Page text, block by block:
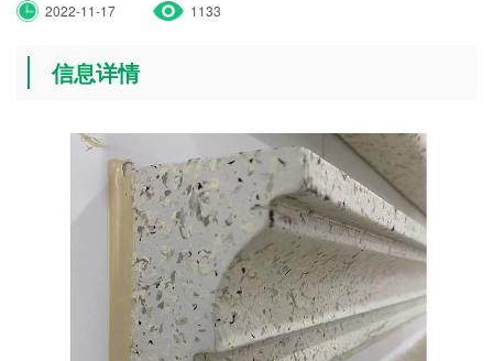
2022-11-17 1133
信息详情